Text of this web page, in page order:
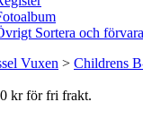
Sortera och förvara
Vuxen > Childrens
kr för fri frakt.